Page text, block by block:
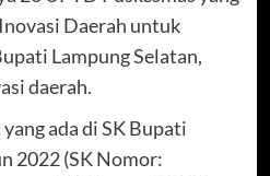
Daerah untuk
Lampung Selatan,
daerah.
ada di SK Bupati
2022 (SK Nomor: